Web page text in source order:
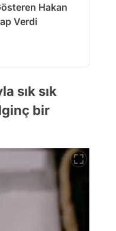
Hakan
Verdi
sık sık
bir